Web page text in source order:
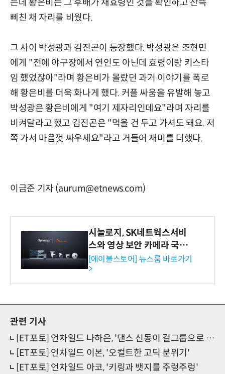
는데 황은비는 그 후배가 채효령인 것을 확인하고 잔뜩
삐친 채 자리를 비웠다.
그 사이 박성광과 김진곤이 등장했다. 박성광은 조현민
에게 "전에 야구장에서 연인도 아닌데 효령이랑 키스타
임 했었잖아"라며 황은비가 몰랐던 과거 이야기를 폭로
해 황은비를 더욱 화나게 했다. 커플 싸움을 유발해 놓고
박성광은 황은비에게 "여기 제자리인데요"라며 자리를
비켜달라고 했고 김진곤은 "먹을 건 두고 가셔도 돼요. 저
쪽 가서 마음껏 싸우세요"라고 거들어 재미를 더했다.
이금준 기자 (aurum@etnews.com)
시놀로지, SK네트웍스서비
스와 영상 보안 카메라 국내
독점 판매 파트너십 체결
[에이블스토어] 뉴스룸 바로가기
>
관련 기사
[ET포토] 언차일드 나하은, '댄스 신동이 걸그룹으로 데뷔'
[ET포토] 언차일드 이본, '오컬트한 고딕 분위기'
[ET포토] 언차일드 아코, '키링과 뱃지를 주렁주렁'